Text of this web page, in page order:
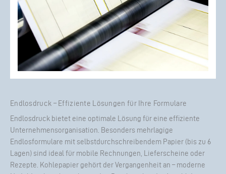
Endlosdruck – Effiziente Lösungen für Ihre Formulare
Endlosdruck bietet eine optimale Lösung für eine effiziente
Unternehmensorganisation. Besonders mehrlagige
Endlosformulare mit selbstdurchschreibendem Papier (bis zu 6
Lagen) sind ideal für mobile Rechnungen, Lieferscheine oder
Rezepte. Kohlepapier gehört der Vergangenheit an – moderne